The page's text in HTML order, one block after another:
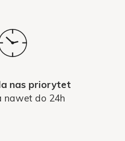
nas priorytet
nawet do 24h